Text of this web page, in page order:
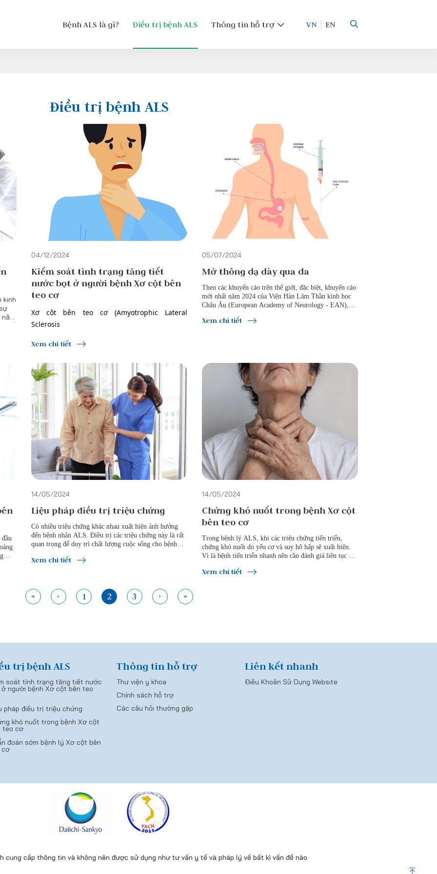
Bệnh ALS là gì? Điều trị bệnh ALS Thông tin hỗ trợ VN EN
Điều trị bệnh ALS
kinh
cổ
và
04/12/2024
Kiểm soát tình trạng tăng tiết
nước bọt ở người bệnh Xơ cột bên
teo cơ
Xơ cột bên teo cơ (Amyotrophic Lateral
Sclerosis
, ALS
)
là bệnh thường gặp nhất trong nhóm bệnh
Neuron vận động. Tỷ lệ mắc khoảng 4-6 người
trên 100.000 dân. Cho tới nay, chấn đoán bệnh
chủ yếu dựa vào lâm sàng kết hợp chẩn đoán
điện thần kinh cơ và chưa có phương pháp
điều trị khỏi. Các phương pháp điều trị hiện tại
gồm điều trị điều biến bệnh và điều trị triệu
chứng.
Xem chi tiết
05/07/2024
Mở thông dạ dày qua da
Theo các khuyến cáo trên thế giới, đặc biệt, khuyến cáo
mới nhất năm 2024 của Viện Hàn Lâm Thần kinh học
Châu Âu (European Academy of Neurology - EAN),
giai đoạn đầu của bệnh khi bệnh nhân bắt đầu có những
Xem chi tiết
ra
14/05/2024
Liệu pháp điều trị triệu chứng
Có nhiều triệu chứng khác nhau xuất hiện ảnh hưởng
đến bệnh nhân ALS. Điều trị các triệu chứng này là rất
quan trọng để duy trì chất lượng cuộc sống cho bệnh
chứng có thể ảnh hưởng đến cuộc sống của bệnh nhân
Xem chi tiết
14/05/2024
Chứng khó nuốt trong bệnh Xơ cột
bên teo cơ
Trong bệnh lý ALS, khi các triệu chứng tiến triển,
chứng khó nuốt do yếu cơ và suy hô hấp sẽ xuất hiện.
Vì là bệnh tiến triển nhanh nên cần đánh giá liên tục và
với các chuyên gia y tế để đưa ra các biện pháp tốt hơn.
Xem chi tiết
« ‹ 1 2 3 › »
trị bệnh ALS
soát tình trạng tăng tiết nước
người bệnh Xơ cột bên teo
pháp điều trị triệu chứng
khó nuốt trong bệnh Xơ cột
teo cơ
đoán sớm bệnh lý Xơ cột bên
cơ
Thông tin hỗ trợ
Thư viện y khoa
Chính sách hỗ trợ
Các câu hỏi thường gặp
Liên kết nhanh
Điều Khoản Sử Dụng Website
cung cấp thông tin và không nên được sử dụng như tư vấn y tế và pháp lý về bất kì vấn đề nào